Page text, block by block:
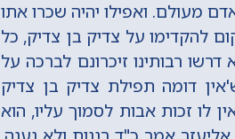
מעולם. ואפילו יהיה שכרו אתו
להקדימו על צדיק בן צדיק, כל
רבותינו זיכרונם לברכה על
דומה תפילת צדיק בן צדיק
לו זכות אבות לסמוך עליו, הוא